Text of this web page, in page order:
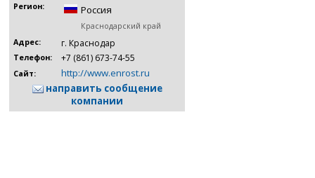
Регион: Россия
Краснодарский край
Адрес:
г. Краснодар
Телефон: +7 (861) 673-74-55
Сайт:
http://www.enrost.ru
направить сообщение
компании